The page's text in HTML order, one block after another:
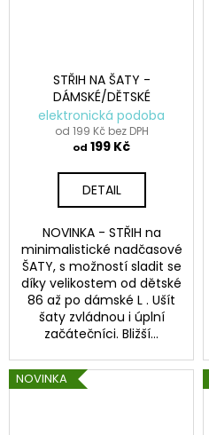
STŘIH NA ŠATY -
DÁMSKÉ/DĚTSKÉ
elektronická podoba
od 199 Kč bez DPH
od 199 Kč
DETAIL
NOVINKA - STŘIH na
minimalistické nadčasové
ŠATY, s možností sladit se
díky velikostem od dětské
86 až po dámské L . Ušít
šaty zvládnou i úplní
začátečníci. Bližší...
NOVINKA
D
o
r
u